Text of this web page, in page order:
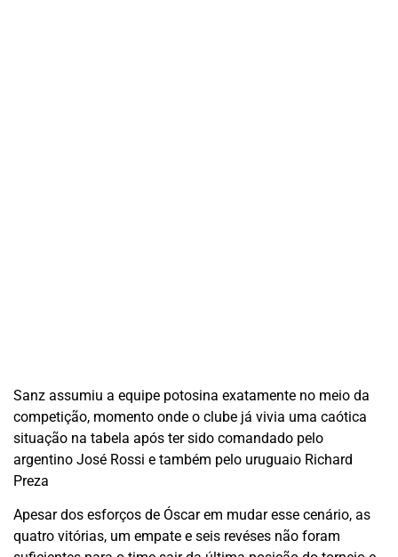
Sanz assumiu a equipe potosina exatamente no meio da
competição, momento onde o clube já vivia uma caótica
situação na tabela após ter sido comandado pelo
argentino José Rossi e também pelo uruguaio Richard
Preza
Apesar dos esforços de Óscar em mudar esse cenário, as
quatro vitórias, um empate e seis revéses não foram